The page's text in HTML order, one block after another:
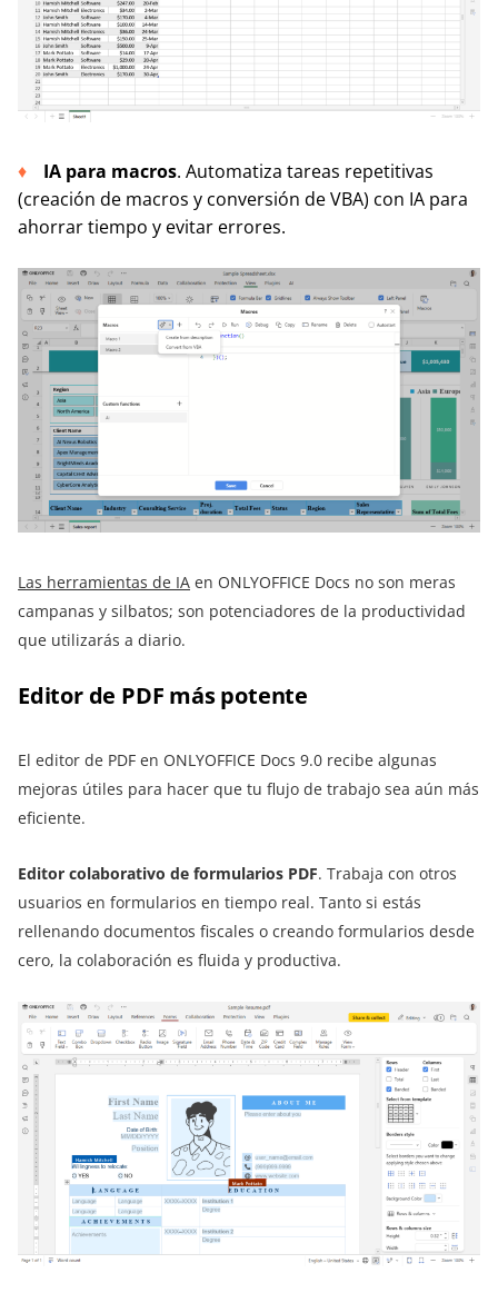
IA para macros. Automatiza tareas repetitivas
(creación de macros y conversión de VBA) con IA para
ahorrar tiempo y evitar errores.
Las herramientas de IA en ONLYOFFICE Docs no son meras
campanas y silbatos; son potenciadores de la productividad
que utilizarás a diario.
Editor de PDF más potente
El editor de PDF en ONLYOFFICE Docs 9.0 recibe algunas
mejoras útiles para hacer que tu flujo de trabajo sea aún más
eficiente.
Editor colaborativo de formularios PDF. Trabaja con otros
usuarios en formularios en tiempo real. Tanto si estás
rellenando documentos fiscales o creando formularios desde
cero, la colaboración es fluida y productiva.